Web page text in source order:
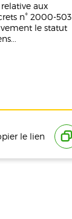
aux
n° 2000-503
le statut
le lien